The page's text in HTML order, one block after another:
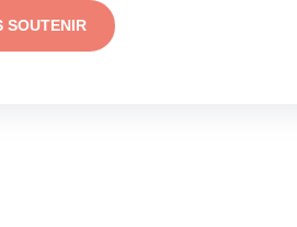
SOUTENIR